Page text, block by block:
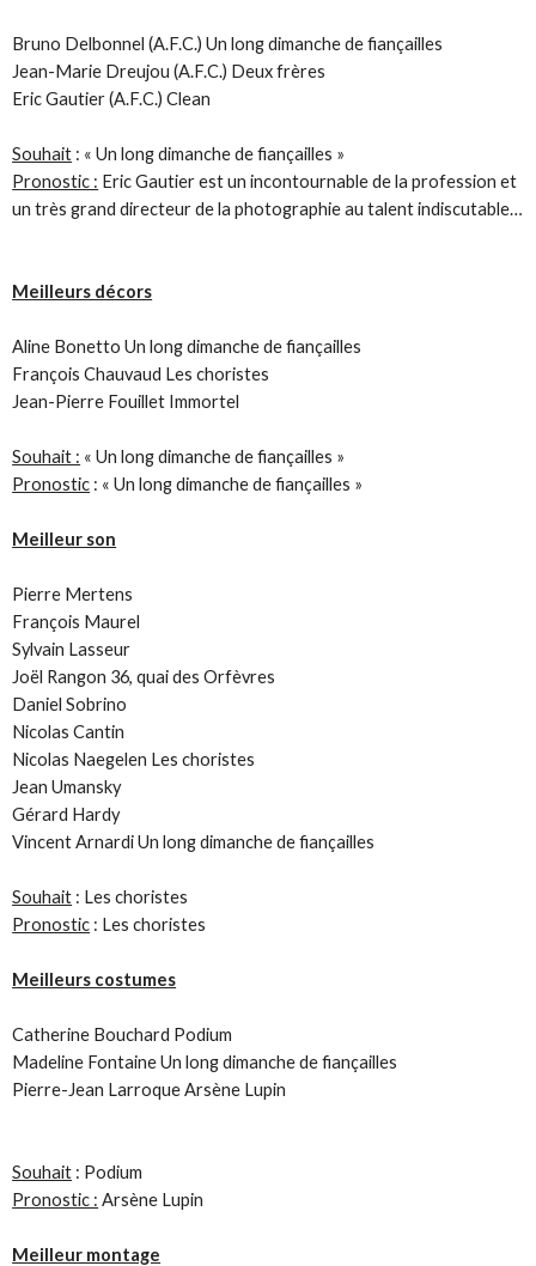
Bruno Delbonnel (A.F.C.) Un long dimanche de fiançailles
Jean-Marie Dreujou (A.F.C.) Deux frères
Eric Gautier (A.F.C.) Clean
Souhait : « Un long dimanche de fiançailles »
Pronostic : Eric Gautier est un incontournable de la profession et
un très grand directeur de la photographie au talent indiscutable…
Meilleurs décors
Aline Bonetto Un long dimanche de fiançailles
François Chauvaud Les choristes
Jean-Pierre Fouillet Immortel
Souhait : « Un long dimanche de fiançailles »
Pronostic : « Un long dimanche de fiançailles »
Meilleur son
Pierre Mertens
François Maurel
Sylvain Lasseur
Joël Rangon 36, quai des Orfèvres
Daniel Sobrino
Nicolas Cantin
Nicolas Naegelen Les choristes
Jean Umansky
Gérard Hardy
Vincent Arnardi Un long dimanche de fiançailles
Souhait : Les choristes
Pronostic : Les choristes
Meilleurs costumes
Catherine Bouchard Podium
Madeline Fontaine Un long dimanche de fiançailles
Pierre-Jean Larroque Arsène Lupin
Souhait : Podium
Pronostic : Arsène Lupin
Meilleur montage